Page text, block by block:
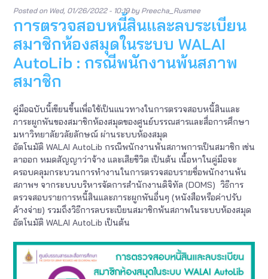
Posted on Wed, 01/26/2022 - 10:19by Preecha_Rusmee
การตรวจสอบหนี้สินและลบระเบียน
สมาชิกห้องสมุดในระบบ WALAI
AutoLib : กรณีพนักงานพ้นสภาพ
สมาชิก
คู่มือฉบับนี้เขียนขึ้นเพื่อใช้เป็นแนวทางในการตรวจสอบหนี้สินและ
ภาระผูกพันของสมาชิกห้องสมุดของศูนย์บรรณสารและสื่อการศึกษา
มหาวิทยาลัยวลัยลักษณ์ ผ่านระบบห้องสมุด
อัตโนมัติ WALAI AutoLib กรณีพนักงานพ้นสภาพการเป็นสมาชิก เช่น
ลาออก หมดสัญญาว่าจ้าง และเสียชีวิต เป็นต้น เนื้อหาในคู่มือจะ
ครอบคลุมกระบวนการทำงานในการตรวจสอบรายชื่อพนักงานพ้น
สภาพฯ จากระบบบริหารจัดการสำนักงานดิจิทัล (DOMS) วิธีการ
ตรวจสอบรายการหนี้สินและภาระผูกพันอื่นๆ (หนังสือหรือค่าปรับ
ค้างจ่าย) รวมถึงวิธีการลบระเบียนสมาชิกพ้นสภาพในระบบห้องสมุด
อัตโนมัติ WALAI AutoLib เป็นต้น